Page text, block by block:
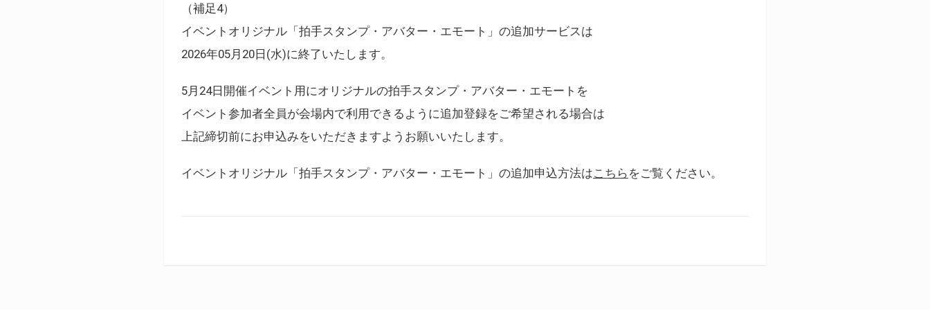
（補足4）
イベントオリジナル「拍手スタンプ・アバター・エモート」の追加サービスは
2026年05月20日(水)に終了いたします。
5月24日開催イベント用にオリジナルの拍手スタンプ・アバター・エモートを
イベント参加者全員が会場内で利用できるように追加登録をご希望される場合は
上記締切前にお申込みをいただきますようお願いいたします。
イベントオリジナル「拍手スタンプ・アバター・エモート」の追加申込方法はこちら をご覧ください。